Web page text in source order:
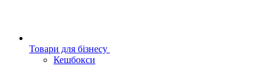
Товари для бізнесу
Кешбокси